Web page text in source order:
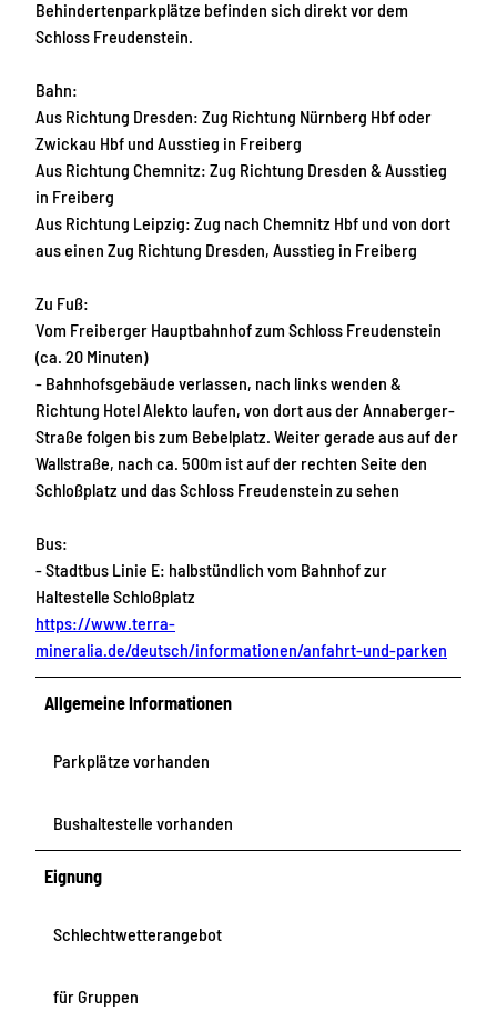
Behindertenparkplätze befinden sich direkt vor dem
Schloss Freudenstein.
Bahn:
Aus Richtung Dresden: Zug Richtung Nürnberg Hbf oder
Zwickau Hbf und Ausstieg in Freiberg
Aus Richtung Chemnitz: Zug Richtung Dresden & Ausstieg
in Freiberg
Aus Richtung Leipzig: Zug nach Chemnitz Hbf und von dort
aus einen Zug Richtung Dresden, Ausstieg in Freiberg
Zu Fuß:
Vom Freiberger Hauptbahnhof zum Schloss Freudenstein
(ca. 20 Minuten)
- Bahnhofsgebäude verlassen, nach links wenden &
Richtung Hotel Alekto laufen, von dort aus der Annaberger-
Straße folgen bis zum Bebelplatz. Weiter gerade aus auf der
Wallstraße, nach ca. 500m ist auf der rechten Seite den
Schloßplatz und das Schloss Freudenstein zu sehen
Bus:
- Stadtbus Linie E: halbstündlich vom Bahnhof zur
Haltestelle Schloßplatz
https://www.terra-
mineralia.de/deutsch/informationen/anfahrt-und-parken
Allgemeine Informationen
Parkplätze vorhanden
Bushaltestelle vorhanden
Eignung
Schlechtwetterangebot
für Gruppen